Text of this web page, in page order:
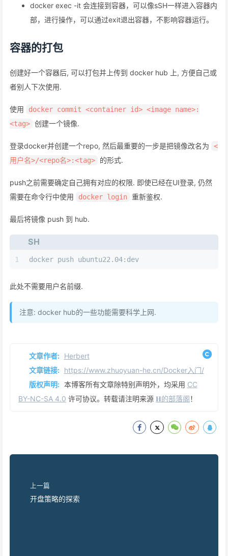
docker exec -it 会连接到容器，可以像sSH一样进入容器内
部，进行操作，可以通过exit退出容器，不影响容器运行。
容器的打包
创建好一个容器后, 可以打包并上传到 docker hub 上, 方便自己或
者别人下次使用.
使用
docker commit <container id> <image name>:
<tag> 创建一个镜像.
登录docker并创建一个repo, 然后最重要的一步是把镜像改名为
<
用户名>/<repo名>:<tag>
的形式.
push之前需要确定自己拥有对应的权限. 即使已经在UI登录, 仍然
需要在命令行中使用
docker login 重新鉴权.
最后将镜像 push 到 hub.
SH
1 docker push ubuntu22.04:dev
此处不需要用户名前缀.
注意: docker hub的一些功能需要科学上网.
文章作者: Herbert
文章链接: https://www.zhuoyuan-he.cn/Docker入门/
版权声明: 本博客所有文章除特别声明外，均采用 CC
BY-NC-SA 4.0 许可协议。转载请注明来源 𝐇的部落阁！
上一篇
开盘策略的探索